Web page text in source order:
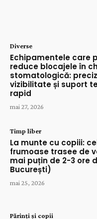
Diverse
Echipamentele care
reduce blocajele în
stomatologică:
vizibilitate și suport
rapid
mai 27, 2026
Timp liber
La munte cu copiii:
frumoase trasee de
mai puțin de 2-3 ore
București)
mai 25, 2026
Părinți și copii